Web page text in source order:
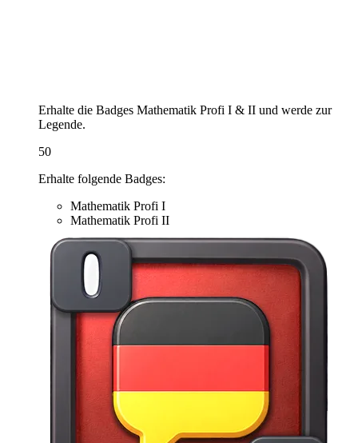
Erhalte die Badges Mathematik Profi I & II und werde zur
Legende.
50
Erhalte folgende Badges:
Mathematik Profi I
Mathematik Profi II